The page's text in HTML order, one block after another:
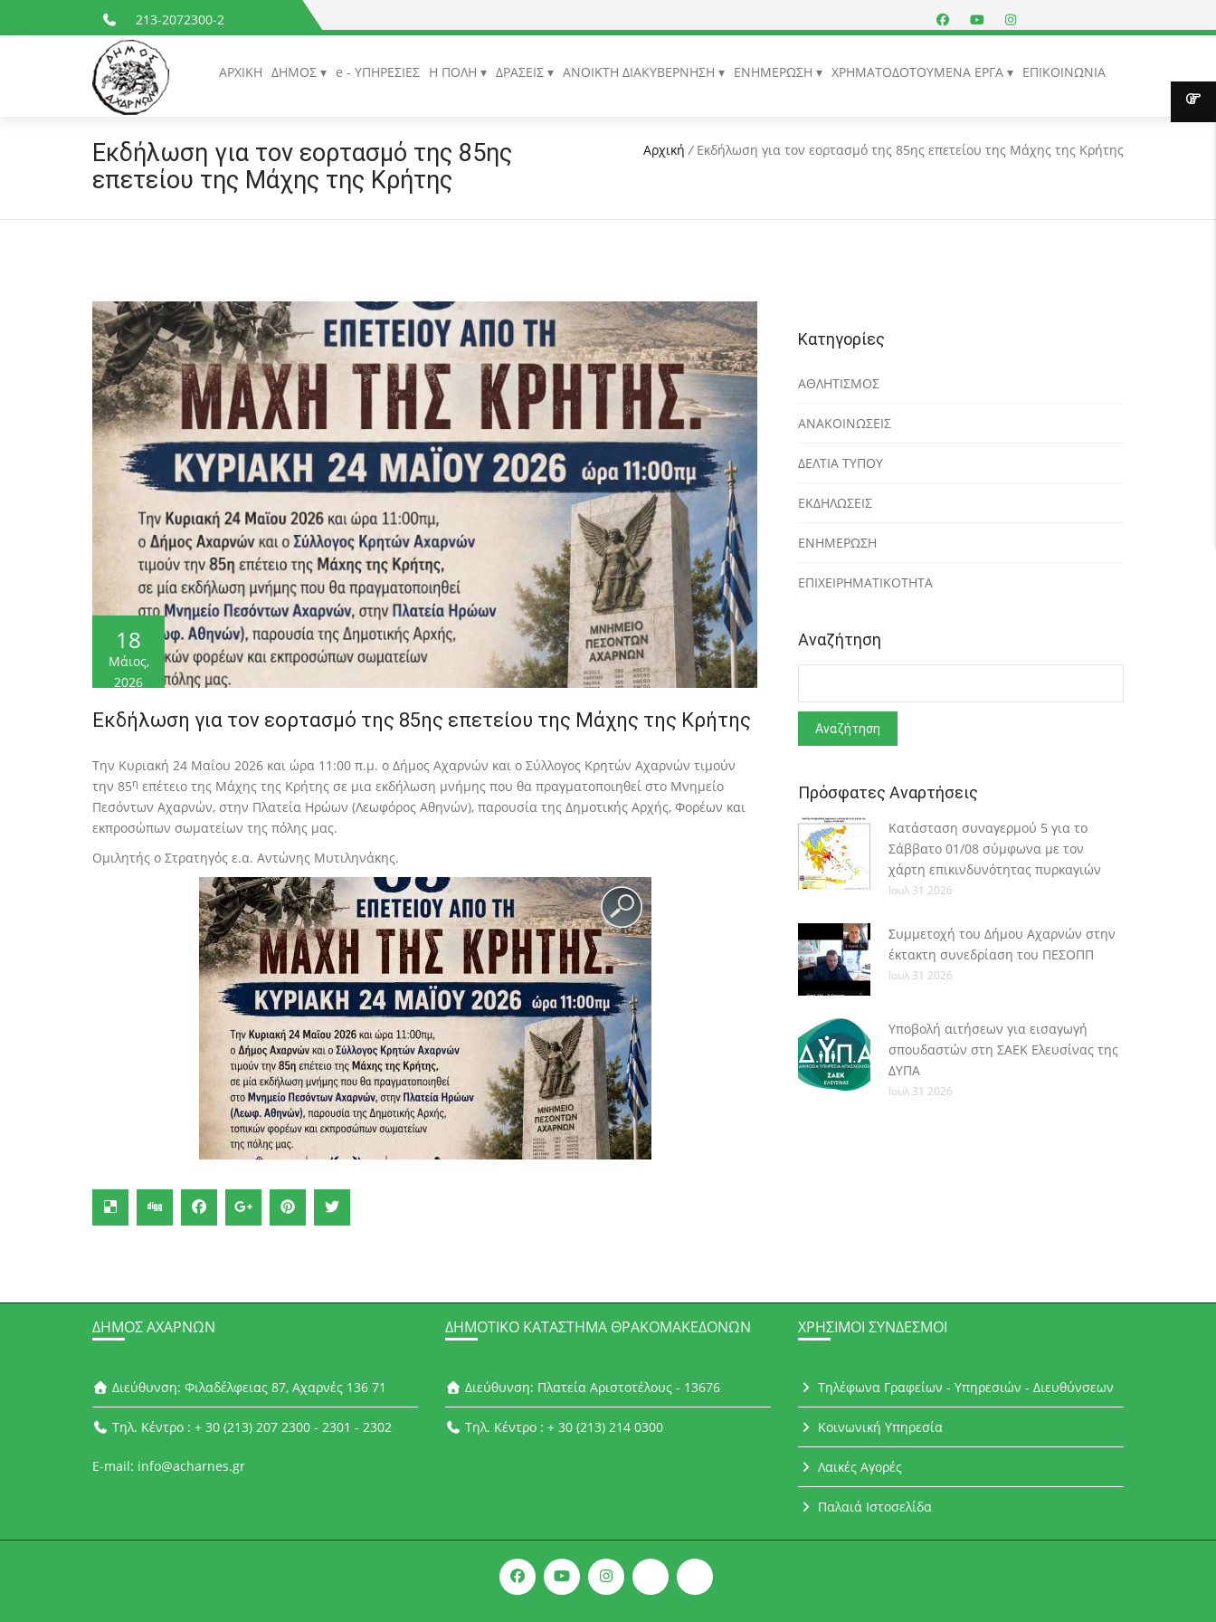
213-2072300-2
ΑΡΧΙΚΗ ΔΗΜΟΣ e - ΥΠΗΡΕΣΙΕΣ Η ΠΟΛΗ ΔΡΑΣΕΙΣ ΑΝΟΙΚΤΗ ΔΙΑΚΥΒΕΡΝΗΣΗ ΕΝΗΜΕΡΩΣΗ ΧΡΗΜΑΤΟΔΟΤΟΥΜΕΝΑ ΕΡΓΑ ΕΠΙΚΟΙΝΩΝΙΑ
Εκδήλωση για τον εορτασμό της 85ης
επετείου της Μάχης της Κρήτης
Αρχική / Εκδήλωση για τον εορτασμό της 85ης επετείου της Μάχης της Κρήτης
18
Μάιος,
2026
Εκδήλωση για τον εορτασμό της 85ης επετείου της Μάχης της Κρήτης
Την Κυριακή 24 Μαΐου 2026 και ώρα 11:00 π.μ. ο Δήμος Αχαρνών και ο Σύλλογος Κρητών Αχαρνών τιμούν
την 85η επέτειο της Μάχης της Κρήτης σε μια εκδήλωση μνήμης που θα πραγματοποιηθεί στο Μνημείο
Πεσόντων Αχαρνών, στην Πλατεία Ηρώων (Λεωφόρος Αθηνών), παρουσία της Δημοτικής Αρχής, Φορέων και
εκπροσώπων σωματείων της πόλης μας.
Ομιλητής ο Στρατηγός ε.α. Αντώνης Μυτιληνάκης.
Κατηγορίες
ΑΘΛΗΤΙΣΜΟΣ
ΑΝΑΚΟΙΝΩΣΕΙΣ
ΔΕΛΤΙΑ ΤΥΠΟΥ
ΕΚΔΗΛΩΣΕΙΣ
ΕΝΗΜΕΡΩΣΗ
ΕΠΙΧΕΙΡΗΜΑΤΙΚΟΤΗΤΑ
Αναζήτηση
Πρόσφατες Αναρτήσεις
Κατάσταση συναγερμού 5 για το
Σάββατο 01/08 σύμφωνα με τον
χάρτη επικινδυνότητας πυρκαγιών
Ιουλ 31 2026
Συμμετοχή του Δήμου Αχαρνών στην
έκτακτη συνεδρίαση του ΠΕΣΟΠΠ
Ιουλ 31 2026
Υποβολή αιτήσεων για εισαγωγή
σπουδαστών στη ΣΑΕΚ Ελευσίνας της
ΔΥΠΑ
Ιουλ 31 2026
ΔΉΜΟΣ ΑΧΑΡΝΏΝ
Διεύθυνση: Φιλαδέλφειας 87, Αχαρνές 136 71
Τηλ. Κέντρο : + 30 (213) 207 2300 - 2301 - 2302
E-mail: info@acharnes.gr
ΔΗΜΟΤΙΚΌ ΚΑΤΆΣΤΗΜΑ ΘΡΑΚΟΜΑΚΕΔΌΝΩΝ
Διεύθυνση: Πλατεία Αριστοτέλους - 13676
Τηλ. Κέντρο : + 30 (213) 214 0300
ΧΡΉΣΙΜΟΙ ΣΎΝΔΕΣΜΟΙ
Τηλέφωνα Γραφείων - Υπηρεσιών - Διευθύνσεων
Κοινωνική Υπηρεσία
Λαικές Αγορές
Παλαιά Ιστοσελίδα